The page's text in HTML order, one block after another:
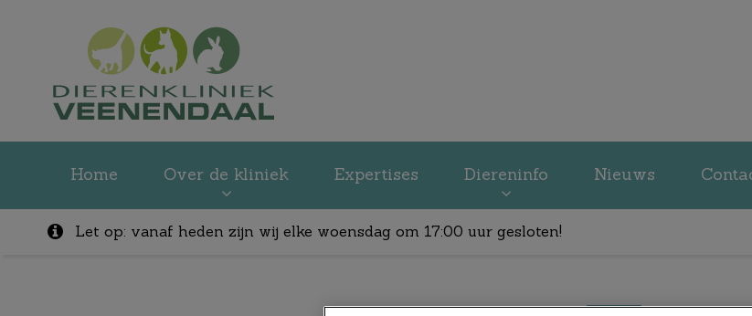
Home Over de kliniek Expertises Diereninfo Nieuws
ZoekLet op: vanaf heden zijn wij elke woensdag om 17:00 uur gesloten!